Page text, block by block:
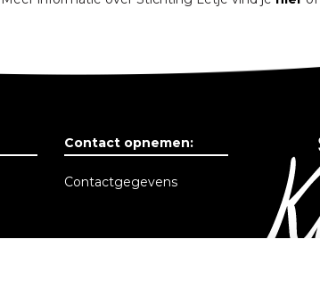
Contact opnemen:
Contactgegevens